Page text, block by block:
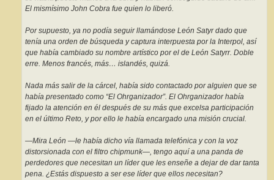
El mismísimo John Cobra fue quien lo liberó.
Por supuesto, ya no podía seguir llamándose León Satyr dado que
tenía una orden de búsqueda y captura interpuesta por la Interpol, así
que había cambiado su nombre artístico por el de León Satyrr. Doble
erre. Menos francés, más… islandés, quizá.
Nada más salir de la cárcel, había sido contactado por alguien que se
había presentado como “El Ohrganizador”. El Ohrganizador había
fijado la atención en él después de su más que excelsa participación
en el último Reto, y por ello le había encargado una misión crucial.
—Mira León —le había dicho vía llamada telefónica y con la voz
distorsionada con el filtro chipmunk—, tengo aquí a una panda de
perdedores que necesitan un líder que les enseñe a dejar de dar tanta
pena. ¿Estás dispuesto a ser ese líder que ellos necesitan?